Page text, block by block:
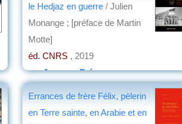
le Hedjaz en guerre / Julien
Monange ; [préface de Martin
Motte]
éd. CNRS , 2019
parJacques Frémeaux
Errances de frère Félix, pèlerin
en Terre sainte, en Arabie et en